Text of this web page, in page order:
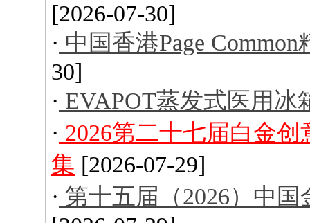
[2026-07-30]
· 中国香港Page
30]
· EVAPOT蒸发式医用冰
· 2026第二十七届白金
集 [2026-07-29]
· 第十五届（2026）中